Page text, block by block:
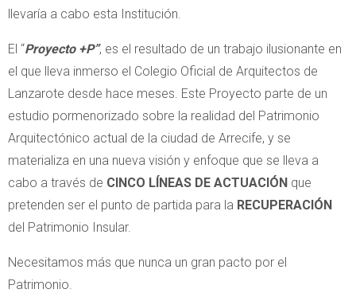
llevaría a cabo esta Institución.
El “Proyecto +P”, es el resultado de un trabajo ilusionante en
el que lleva inmerso el Colegio Oficial de Arquitectos de
Lanzarote desde hace meses. Este Proyecto parte de un
estudio pormenorizado sobre la realidad del Patrimonio
Arquitectónico actual de la ciudad de Arrecife, y se
materializa en una nueva visión y enfoque que se lleva a
cabo a través de CINCO LÍNEAS DE ACTUACIÓN que
pretenden ser el punto de partida para la RECUPERACIÓN
del Patrimonio Insular.
Necesitamos más que nunca un gran pacto por el
Patrimonio.